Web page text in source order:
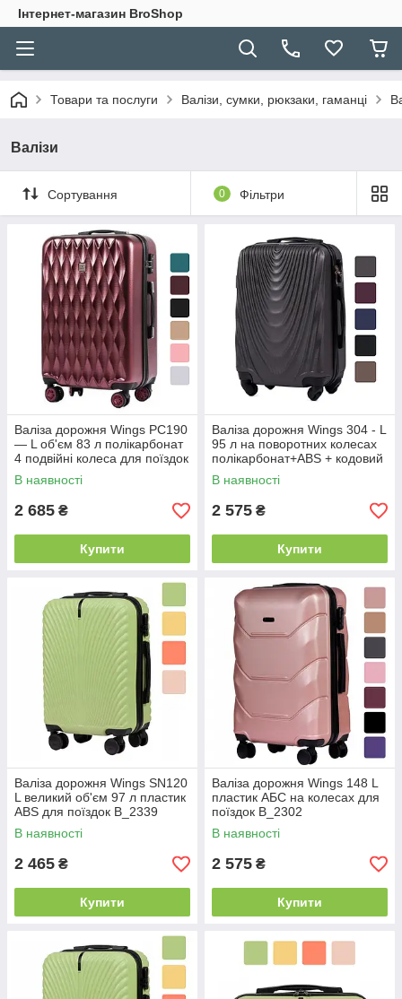
Інтернет-магазин BroShop
Товари та послуги Валізи, сумки, рюкзаки, гаманці
Валізи
Сортування 0 Фільтри
Валіза дорожня Wings PC190
— L об'єм 83 л полікарбонат
4 подвійні колеса для поїздок
B_2033 Червоний
В наявності
2 685 ₴
Купити
Валіза дорожня Wings 304 - L
95 л на поворотних колесах
полікарбонат+ABS + кодовий
замок B_1608
В наявності
2 575 ₴
Купити
Валіза дорожня Wings SN120
L великий об'єм 97 л пластик
ABS для поїздок B_2339
В наявності
2 465 ₴
Купити
Валіза дорожня Wings 148 L
пластик АБС на колесах для
поїздок B_2302
В наявності
2 575 ₴
Купити